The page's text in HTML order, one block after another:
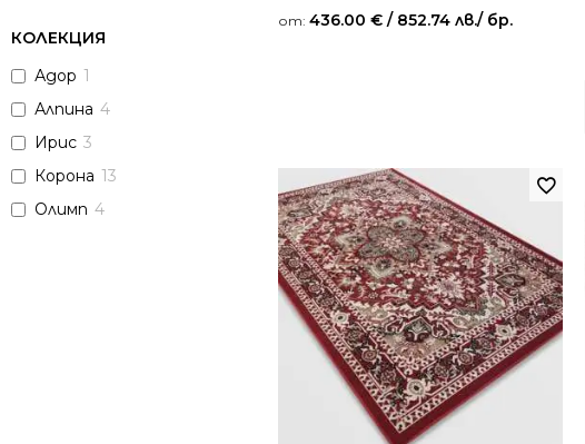
КОЛЕКЦИЯ
Адор 1
Алпина 4
Ирис 3
Корона 13
Олимп 4
от: 436.00 € / 852.74 лв./ бр.